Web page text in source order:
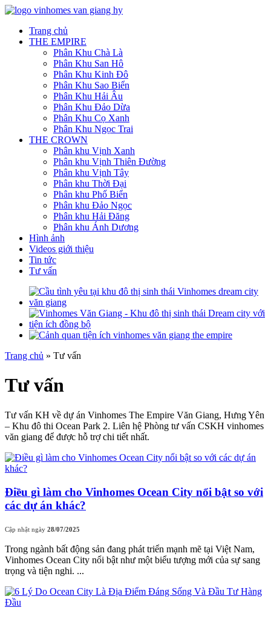
Trang chủ
THE EMPIRE
Phân Khu Chà Là
Phân Khu San Hô
Phân Khu Kinh Đô
Phân Khu Sao Biển
Phân Khu Hải Âu
Phân Khu Đảo Dừa
Phân Khu Cọ Xanh
Phân Khu Ngọc Trai
THE CROWN
Phân khu Vịnh Xanh
Phân khu Vịnh Thiên Đường
Phân khu Vịnh Tây
Phân khu Thời Đại
Phân khu Phố Biển
Phân khu Đảo Ngọc
Phân khu Hải Đăng
Phân khu Ánh Dương
Hình ảnh
Videos giới thiệu
Tin tức
Tư vấn
Trang chủ » Tư vấn
Tư vấn
Tư vấn KH về dự án Vinhomes The Empire Văn Giang, Hưng Yên
– Khu đô thi Ocean Park 2. Liên hệ Phòng tư vấn CSKH vinhomes
văn giang để được hỗ trợ chi tiết nhất.
Điều gì làm cho Vinhomes Ocean City nổi bật so với
các dự án khác?
Cập nhật ngày 28/07/2025
Trong ngành bất động sản đang phát triển mạnh mẽ tại Việt Nam,
Vinhomes Ocean City nổi bật như một biểu tượng mới của sự sang
trọng và tiện nghi. ...